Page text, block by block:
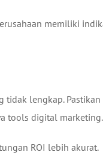
memiliki
lengkap.
tools digital marketing.
ROI lebih akurat.